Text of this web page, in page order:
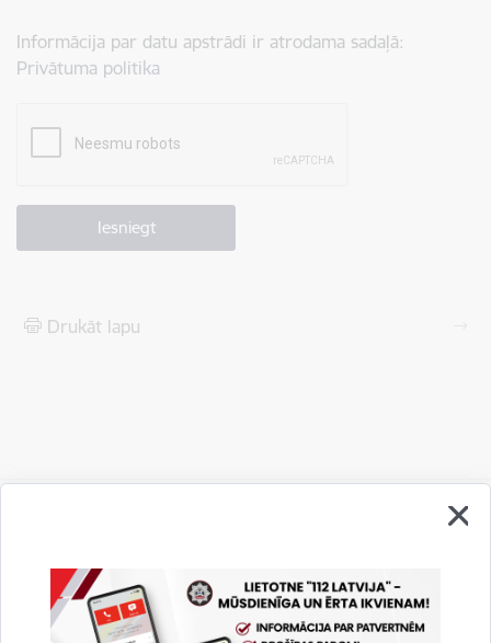
Informācija par datu apstrādi ir atrodama sadaļā:
Privātuma politika
Drukāt lapu